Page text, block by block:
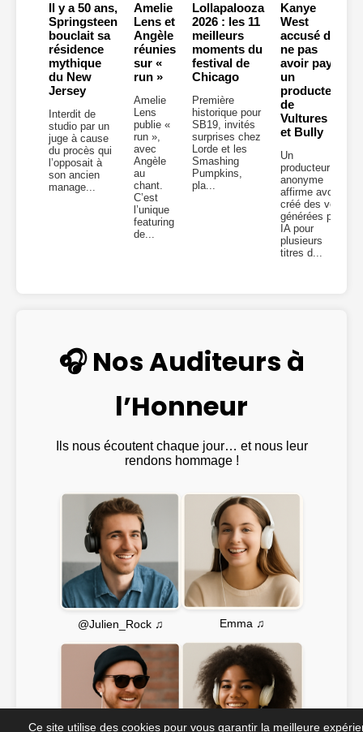
Il y a 50 ans,
Springsteen
bouclait sa
résidence
mythique
du New
Jersey
Interdit de
studio par un
juge à cause
du procès qui
l’opposait à
son ancien
manage...
Amelie
Lens et
Angèle
réunies
sur «
run »
Amelie
Lens
publie «
run »,
avec
Angèle
au
chant.
C’est
l’unique
featuring
de...
Lollapalooza
2026 : les 11
meilleurs
moments du
festival de
Chicago
Première
historique pour
SB19, invités
surprises chez
Lorde et les
Smashing
Pumpkins,
pla...
Kanye
West
accusé de
ne pas
avoir payé
un
producteur
de
Vultures 2
et Bully
Un
producteur
anonyme
affirme avoir
créé des voix
générées par
IA pour
plusieurs
titres d...
🎧 Nos Auditeurs à
l’Honneur
Ils nous écoutent chaque jour… et nous leur
rendons hommage !
@Julien_Rock ♫ Emma ♫
Ce site utilise des cookies pour vous garantir la meilleure